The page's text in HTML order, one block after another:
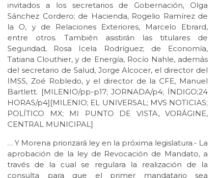
invitados a los secretarios de Gobernación, Olga
Sánchez Cordero; de Hacienda, Rogelio Ramírez de
la O, y de Relaciones Exteriores, Marcelo Ebrard,
entre otros. También asistirán las titulares de
Seguridad, Rosa Icela Rodríguez; de Economía,
Tatiana Clouthier, y de Energía, Rocío Nahle, además
del secretario de Salud, Jorge Alcocer, el director del
IMSS, Zoé Robledo, y el director de la CFE, Manuel
Bartlett. [MILENIO/pp-p17; JORNADA/p4; ÍNDIGO;24
HORAS/p4][MILENIO; EL UNIVERSAL; MVS NOTICIAS;
POLÍTICO MX; MI PUNTO DE VISTA, VORÁGINE,
CENTRAL MUNICIPAL]
… Y Morena priorizará ley en la próxima legislatura.- La
aprobación de la ley de Revocación de Mandato, a
través de la cual se regulara la realización de la
consulta para que el primer mandatario sea